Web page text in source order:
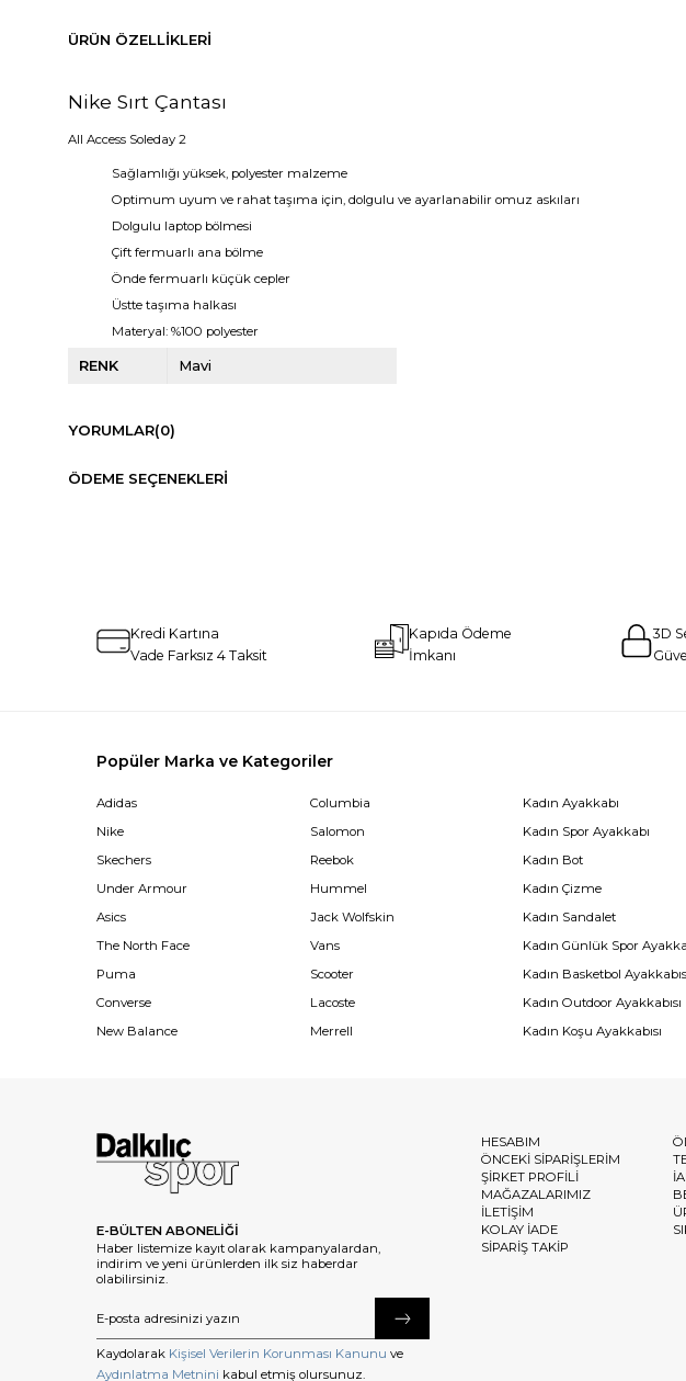
ÜRÜN ÖZELLIKLERI
Nike Sırt Çantası
All Access Soleday 2
Sağlamlığı yüksek, polyester malzeme
Optimum uyum ve rahat taşıma için, dolgulu ve ayarlanabilir omuz askıları
Dolgulu laptop bölmesi
Çift fermuarlı ana bölme
Önde fermuarlı küçük cepler
Üstte taşıma halkası
Materyal: %100 polyester
RENK Mavi
YORUMLAR(0)
ÖDEME SEÇENEKLERI
Kredi Kartına
Vade Farksız 4 Taksit
Kapıda Ödeme
İmkanı
3D
Popüler Marka ve Kategoriler
Adidas
Nike
Skechers
Under Armour
Asics
The North Face
Puma
Converse
New Balance
Columbia
Salomon
Reebok
Hummel
Jack Wolfskin
Vans
Scooter
Lacoste
Merrell
Kadın Ayakkabı
Kadın Spor Ayakkabı
Kadın Bot
Kadın Çizme
Kadın Sandalet
Kadın Günlük Spor
Kadın Basketbol
Kadın Outdoor Ayakkabısı
Kadın Koşu Ayakkabısı
E-BÜLTEN ABONELİĞİ
Haber listemize kayıt olarak kampanyalardan,
indirim ve yeni ürünlerden ilk siz haberdar
olabilirsiniz.
Kaydolarak Kişisel Verilerin Korunması Kanunu ve
Aydınlatma Metnini kabul etmiş olursunuz.
HESABIM
ÖNCEKİ SİPARİŞLERİM
ŞİRKET PROFİLİ
MAĞAZALARIMIZ
İLETİŞİM
KOLAY İADE
SİPARİŞ TAKİP